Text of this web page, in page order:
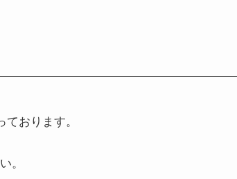
おります。
。